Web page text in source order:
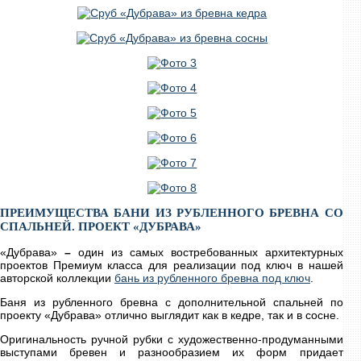
ПРЕИМУЩЕСТВА БАНИ ИЗ РУБЛЕННОГО БРЕВНА СО
СПАЛЬНЕЙ. ПРОЕКТ «ДУБРАВА»
«Дубрава» –один из самых востребованных архитектурных
проектов Премиум класса для реализации под ключ в нашей
авторской коллекции бань из рубленного бревна под ключ
Баня из рубленного бревна с дополнительной спальней по
проекту «Дубрава» отлично выглядит как в кедре, так и в сосне.
Оригинальность ручной рубки с художественно-продуманными
выступами бревен и разнообразием их форм придает